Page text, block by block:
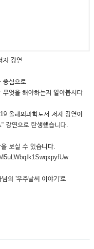
자 강연
중심으로
엇을 해야하는지 알아봅시다
올해의과학도서 저자 강연이
강연으로 탄생했습니다.
보실 수 있습니다.
의 '우주날씨 이야기'로